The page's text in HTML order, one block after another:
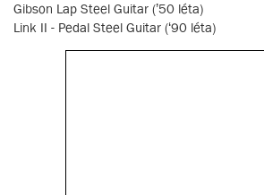
Gibson Lap Steel Guitar (’50 léta)
Link II - Pedal Steel Guitar (‘90 léta)